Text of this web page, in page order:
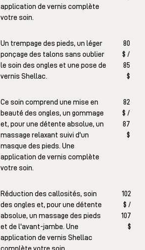
application de vernis complète
votre soin.
Un trempage des pieds, un léger
ponçage des talons sans oublier
le soin des ongles et une pose de
vernis Shellac.
80
$ /
85
$
Ce soin comprend une mise en
beauté des ongles, un gommage
et, pour une détente absolue, un
massage relaxant suivi d'un
masque des pieds. Une
application de vernis complète
votre soin.
82
$ /
87
$
Réduction des callosités, soin
des ongles et, pour une détente
absolue, un massage des pieds
et de l'avant-jambe. Une
application de vernis Shellac
102
$ /
107
$